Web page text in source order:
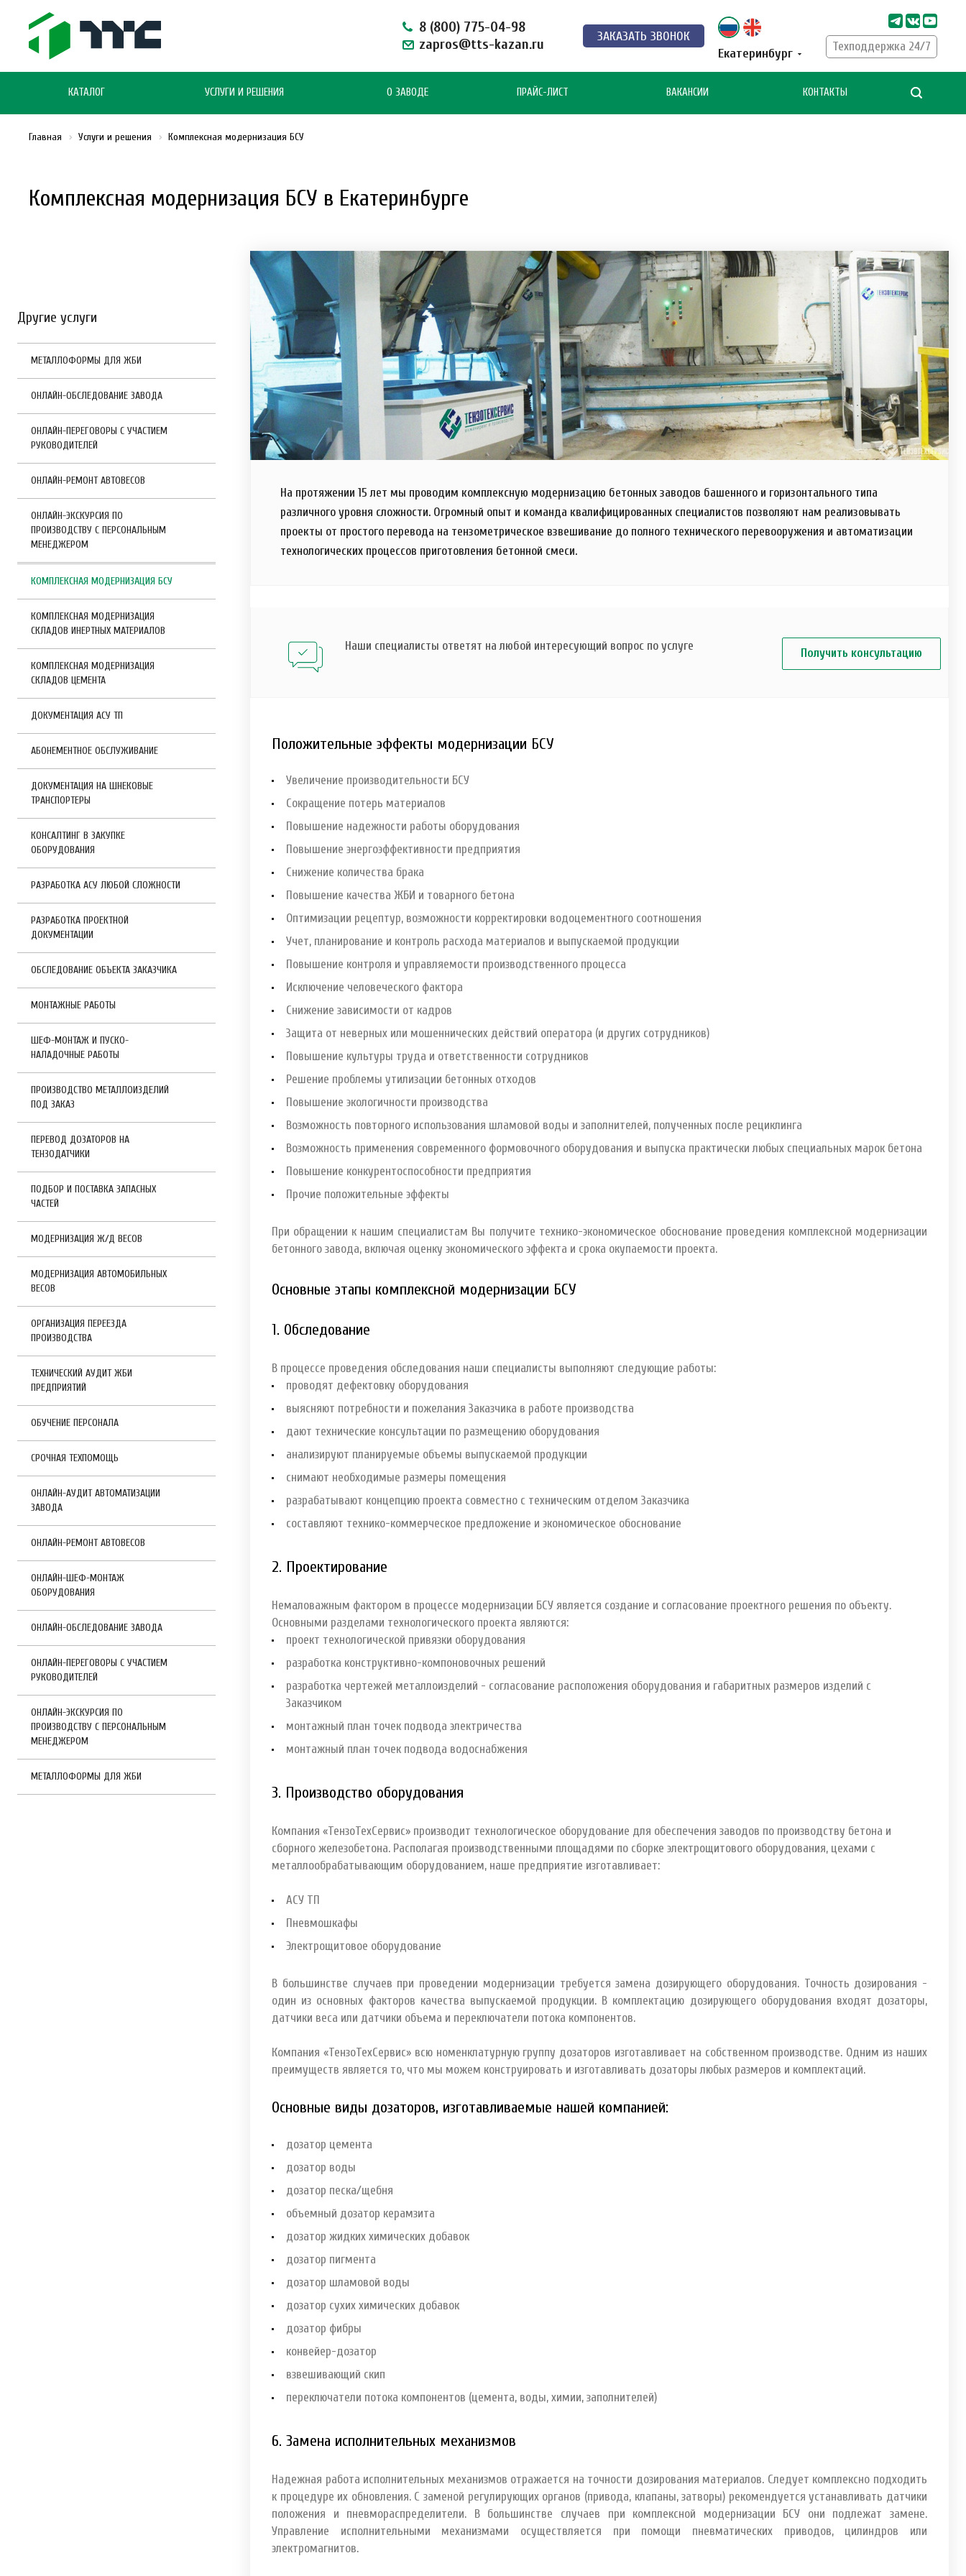
8 (800) 775-04-98
zapros@tts-kazan.ru
ЗАКАЗАТЬ ЗВОНОК
Екатеринбург
Техподдержка 24/7
КАТАЛОГ УСЛУГИ И РЕШЕНИЯ О ЗАВОДЕ ПРАЙС-ЛИСТ ВАКАНСИИ КОНТАКТЫ
Комплексная модернизация БСУ в Екатеринбурге
Главная Услуги и решения Комплексная модернизация БСУ
На протяжении 15 лет мы проводим комплексную модернизацию бетонных заводов башенного и горизонтального типа
различного уровня сложности. Огромный опыт и команда квалифицированных специалистов позволяют нам реализовывать
проекты от простого перевода на тензометрическое взвешивание до полного технического перевооружения и автоматизации
технологических процессов приготовления бетонной смеси.
Наши специалисты ответят на любой интересующий вопрос по услуге
Получить консультацию
Положительные эффекты модернизации БСУ
Увеличение производительности БСУ
Сокращение потерь материалов
Повышение надежности работы оборудования
Повышение энергоэффективности предприятия
Снижение количества брака
Повышение качества ЖБИ и товарного бетона
Оптимизации рецептур, возможности корректировки водоцементного соотношения
Учет, планирование и контроль расхода материалов и выпускаемой продукции
Повышение контроля и управляемости производственного процесса
Исключение человеческого фактора
Снижение зависимости от кадров
Защита от неверных или мошеннических действий оператора (и других сотрудников)
Повышение культуры труда и ответственности сотрудников
Решение проблемы утилизации бетонных отходов
Повышение экологичности производства
Возможность повторного использования шламовой воды и заполнителей, полученных после рециклинга
Возможность применения современного формовочного оборудования и выпуска практически любых специальных марок бетона
Повышение конкурентоспособности предприятия
Прочие положительные эффекты
При обращении к нашим специалистам Вы получите технико-экономическое обоснование проведения комплексной модернизации
бетонного завода, включая оценку экономического эффекта и срока окупаемости проекта.
Основные этапы комплексной модернизации БСУ
1. Обследование
В процессе проведения обследования наши специалисты выполняют следующие работы:
проводят дефектовку оборудования
выясняют потребности и пожелания Заказчика в работе производства
дают технические консультации по размещению оборудования
анализируют планируемые объемы выпускаемой продукции
снимают необходимые размеры помещения
разрабатывают концепцию проекта совместно с техническим отделом Заказчика
соcтавляют технико-коммерческое предложение и экономическое обоснование
2. Проектирование
Немаловажным фактором в процессе модернизации БСУ является создание и согласование проектного решения по объекту.
Основными разделами технологического проекта являются:
проект технологической привязки оборудования
разработка конструктивно-компоновочных решений
разработка чертежей металлоизделий - согласование расположения оборудования и габаритных размеров изделий с
Заказчиком
монтажный план точек подвода электричества
монтажный план точек подвода водоснабжения
3. Производство оборудования
Компания «ТензоТехСервис» производит технологическое оборудование для обеспечения заводов по производству бетона и
сборного железобетона. Располагая производственными площадями по сборке электрощитового оборудования, цехами с
металлообрабатывающим оборудованием, наше предприятие изготавливает:
АСУ ТП
Пневмошкафы
Электрощитовое оборудование
В большинстве случаев при проведении модернизации требуется замена дозирующего оборудования. Точность дозирования -
один из основных факторов качества выпускаемой продукции. В комплектацию дозирующего оборудования входят дозаторы,
датчики веса или датчики объема и переключатели потока компонентов.
Компания «ТензоТехСервис» всю номенклатурную группу дозаторов изготавливает на собственном производстве. Одним из наших
преимуществ является то, что мы можем конструировать и изготавливать дозаторы любых размеров и комплектаций.
Основные виды дозаторов, изготавливаемые нашей компанией:
дозатор цемента
дозатор воды
дозатор песка/щебня
объемный дозатор керамзита
дозатор жидких химических добавок
дозатор пигмента
дозатор шламовой воды
дозатор сухих химических добавок
дозатор фибры
конвейер-дозатор
взвешивающий скип
переключатели потока компонентов (цемента, воды, химии, заполнителей)
6. Замена исполнительных механизмов
Надежная работа исполнительных механизмов отражается на точности дозирования материалов. Следует комплексно подходить
к процедуре их обновления. С заменой регулирующих органов (привода, клапаны, затворы) рекомендуется устанавливать датчики
положения и пневмораспределители. В большинстве случаев при комплексной модернизации БСУ они подлежат замене.
Управление исполнительными механизмами осуществляется при помощи пневматических приводов, цилиндров или
электромагнитов.
Другие услуги
МЕТАЛЛОФОРМЫ ДЛЯ ЖБИ
ОНЛАЙН-ОБСЛЕДОВАНИЕ ЗАВОДА
ОНЛАЙН-ПЕРЕГОВОРЫ С УЧАСТИЕМ
РУКОВОДИТЕЛЕЙ
ОНЛАЙН-РЕМОНТ АВТОВЕСОВ
ОНЛАЙН-ЭКСКУРСИЯ ПО
ПРОИЗВОДСТВУ С ПЕРСОНАЛЬНЫМ
МЕНЕДЖЕРОМ
КОМПЛЕКСНАЯ МОДЕРНИЗАЦИЯ БСУ
КОМПЛЕКСНАЯ МОДЕРНИЗАЦИЯ
СКЛАДОВ ИНЕРТНЫХ МАТЕРИАЛОВ
КОМПЛЕКСНАЯ МОДЕРНИЗАЦИЯ
СКЛАДОВ ЦЕМЕНТА
ДОКУМЕНТАЦИЯ АСУ ТП
АБОНЕМЕНТНОЕ ОБСЛУЖИВАНИЕ
ДОКУМЕНТАЦИЯ НА ШНЕКОВЫЕ
ТРАНСПОРТЕРЫ
КОНСАЛТИНГ В ЗАКУПКЕ
ОБОРУДОВАНИЯ
РАЗРАБОТКА АСУ ЛЮБОЙ СЛОЖНОСТИ
РАЗРАБОТКА ПРОЕКТНОЙ
ДОКУМЕНТАЦИИ
ОБСЛЕДОВАНИЕ ОБЪЕКТА ЗАКАЗЧИКА
МОНТАЖНЫЕ РАБОТЫ
ШЕФ-МОНТАЖ И ПУСКО-
НАЛАДОЧНЫЕ РАБОТЫ
ПРОИЗВОДСТВО МЕТАЛЛОИЗДЕЛИЙ
ПОД ЗАКАЗ
ПЕРЕВОД ДОЗАТОРОВ НА
ТЕНЗОДАТЧИКИ
ПОДБОР И ПОСТАВКА ЗАПАСНЫХ
ЧАСТЕЙ
МОДЕРНИЗАЦИЯ Ж/Д ВЕСОВ
МОДЕРНИЗАЦИЯ АВТОМОБИЛЬНЫХ
ВЕСОВ
ОРГАНИЗАЦИЯ ПЕРЕЕЗДА
ПРОИЗВОДСТВА
ТЕХНИЧЕСКИЙ АУДИТ ЖБИ
ПРЕДПРИЯТИЙ
ОБУЧЕНИЕ ПЕРСОНАЛА
СРОЧНАЯ ТЕХПОМОЩЬ
ОНЛАЙН-АУДИТ АВТОМАТИЗАЦИИ
ЗАВОДА
ОНЛАЙН-РЕМОНТ АВТОВЕСОВ
ОНЛАЙН-ШЕФ-МОНТАЖ
ОБОРУДОВАНИЯ
ОНЛАЙН-ОБСЛЕДОВАНИЕ ЗАВОДА
ОНЛАЙН-ПЕРЕГОВОРЫ С УЧАСТИЕМ
РУКОВОДИТЕЛЕЙ
ОНЛАЙН-ЭКСКУРСИЯ ПО
ПРОИЗВОДСТВУ С ПЕРСОНАЛЬНЫМ
МЕНЕДЖЕРОМ
МЕТАЛЛОФОРМЫ ДЛЯ ЖБИ